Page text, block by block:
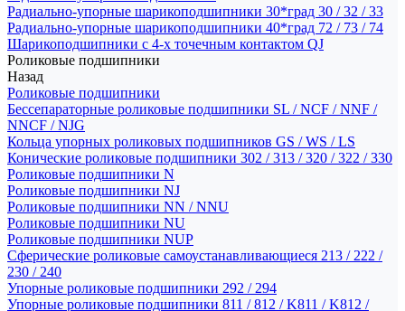
Радиально-упорные шарикоподшипники 30*град 30 / 32 / 33
Радиально-упорные шарикоподшипники 40*град 72 / 73 / 74
Шарикоподшипники с 4-х точечным контактом QJ
Роликовые подшипники
Назад
Роликовые подшипники
Бессепараторные роликовые подшипники SL / NCF / NNF /
NNCF / NJG
Кольца упорных роликовых подшипников GS / WS / LS
Конические роликовые подшипники 302 / 313 / 320 / 322 / 330
Роликовые подшипники N
Роликовые подшипники NJ
Роликовые подшипники NN / NNU
Роликовые подшипники NU
Роликовые подшипники NUP
Сферические роликовые самоустанавливающиеся 213 / 222 /
230 / 240
Упорные роликовые подшипники 292 / 294
Упорные роликовые подшипники 811 / 812 / K811 / K812 /